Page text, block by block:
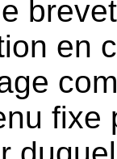
en
fixe